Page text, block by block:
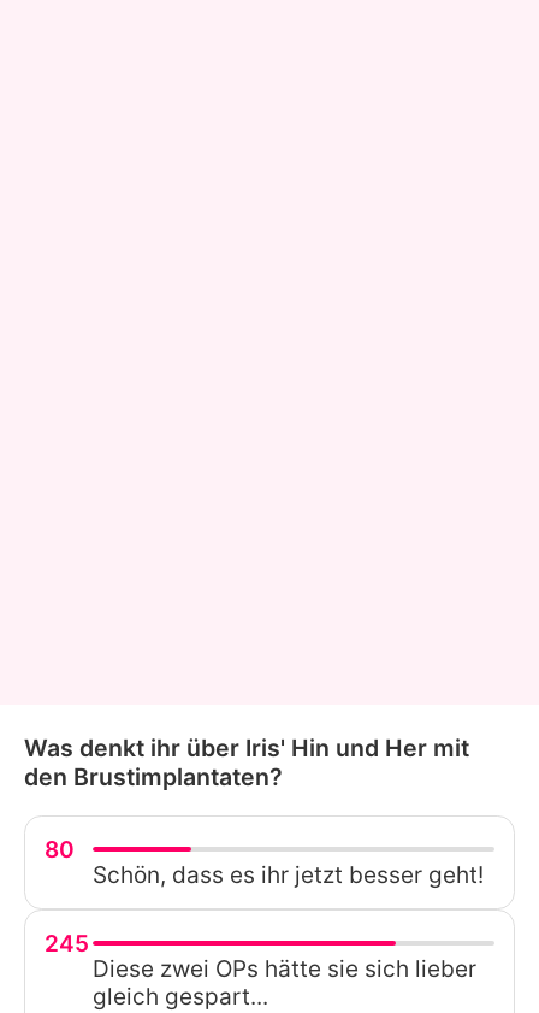
Was denkt ihr über Iris' Hin und Her mit
den Brustimplantaten?
80
Schön, dass es ihr jetzt besser geht!
245
Diese zwei OPs hätte sie sich lieber
gleich gespart...